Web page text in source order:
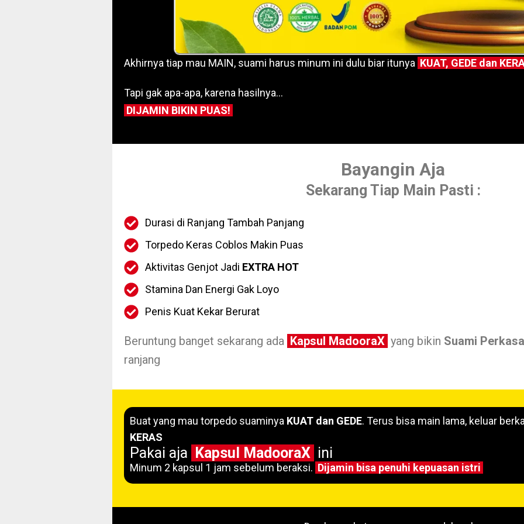
Akhirnya tiap mau MAIN, suami harus minum ini dulu biar itunya KUAT, GEDE dan
Tapi gak apa-apa, karena hasilnya…
DIJAMIN BIKIN PUAS!
Bayangin Aja
Sekarang Tiap Main Pasti :
Durasi di Ranjang Tambah Panjang
Torpedo Keras Coblos Makin Puas
Aktivitas Genjot Jadi EXTRA HOT
Stamina Dan Energi Gak Loyo
Penis Kuat Kekar Berurat
Beruntung banget sekarang ada Kapsul MadooraX yang bikin Suami Perkasa
ranjang
Buat yang mau torpedo suaminya KUAT dan GEDE. Terus bisa main lama, keluar
KERAS
Pakai aja Kapsul MadooraX ini
Minum 2 kapsul 1 jam sebelum beraksi. Dijamin bisa penuhi kepuasan istri